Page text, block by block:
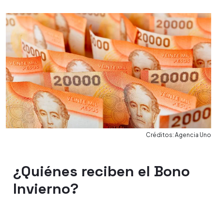
Créditos: Agencia Uno
¿Quiénes reciben el Bono
Invierno?